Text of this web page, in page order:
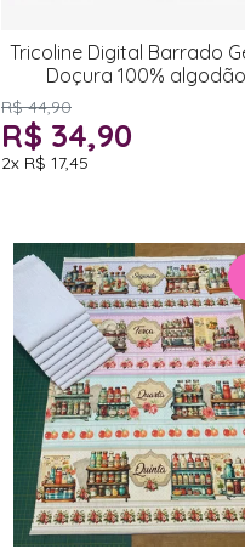
Tricoline Digital Barrado
Doçura 100% algodão
R$ 44,90
R$ 34,90
2x R$ 17,45